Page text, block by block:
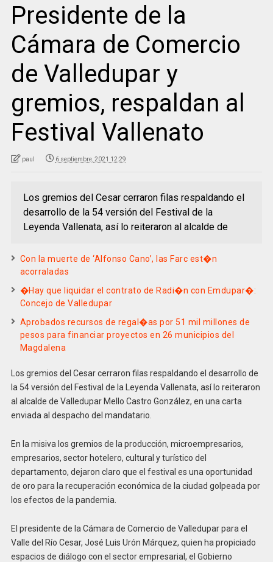
Presidente de la
Cámara de Comercio
de Valledupar y
gremios, respaldan al
Festival Vallenato
paul 6 septiembre, 2021 12:29
Los gremios del Cesar cerraron filas respaldando el
desarrollo de la 54 versión del Festival de la
Leyenda Vallenata, así lo reiteraron al alcalde de
Con la muerte de ‘Alfonso Cano’, las Farc est�n
acorraladas
�Hay que liquidar el contrato de Radi�n con Emdupar�:
Concejo de Valledupar
Aprobados recursos de regal�as por 51 mil millones de
pesos para financiar proyectos en 26 municipios del
Magdalena
Los gremios del Cesar cerraron filas respaldando el desarrollo de
la 54 versión del Festival de la Leyenda Vallenata, así lo reiteraron
al alcalde de Valledupar Mello Castro González, en una carta
enviada al despacho del mandatario.
En la misiva los gremios de la producción, microempresarios,
empresarios, sector hotelero, cultural y turístico del
departamento, dejaron claro que el festival es una oportunidad
de oro para la recuperación económica de la ciudad golpeada por
los efectos de la pandemia.
El presidente de la Cámara de Comercio de Valledupar para el
Valle del Río Cesar, José Luis Urón Márquez, quien ha propiciado
espacios de diálogo con el sector empresarial, el Gobierno